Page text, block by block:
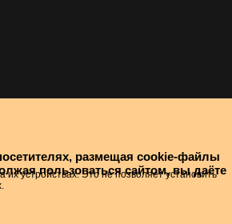
размещая cookie-файлы
пользоваться сайтом, вы даёте
устройствах. Это не позволяет установить